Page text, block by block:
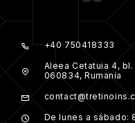
+40 750418333
Aleea Cetatuia 4,
060834, Rumanía
De lunes a sábado: